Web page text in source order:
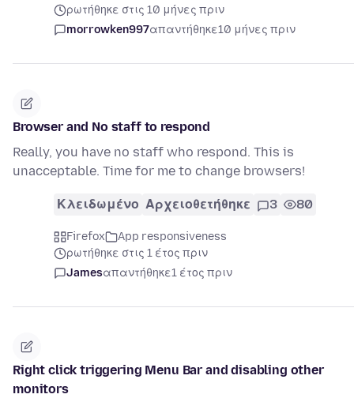
ρωτήθηκε στις 10 μήνες πριν
morrowken997απαντήθηκε10 μήνες πριν
Browser and No staff to respond
Really, you have no staff who respond. This is
unacceptable. Time for me to change browsers!
Κλειδωμένο Αρχειοθετήθηκε 3 80
Firefox
App responsiveness
ρωτήθηκε στις 1 έτος πριν
Jamesαπαντήθηκε1 έτος πριν
Right click triggering Menu Bar and disabling other
monitors